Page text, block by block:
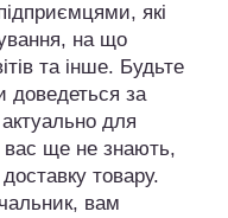
які
на що
та інше. Будьте
доведеться за
для
вас ще не знають,
товару.
вам